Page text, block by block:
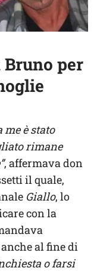
per
me è stato
rimane
, affermava don
il quale,
Giallo, lo
con la
al fine di
o farsi